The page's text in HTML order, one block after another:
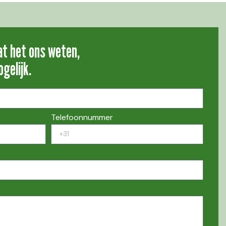
het ons weten,
Telefoonnummer